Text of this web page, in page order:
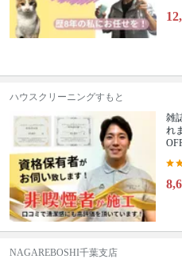
ハウスクリーニングすもと
雑
れ
NAGAREBOSHI千葉支店